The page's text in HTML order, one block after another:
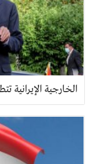
الخارجية الإيرانية